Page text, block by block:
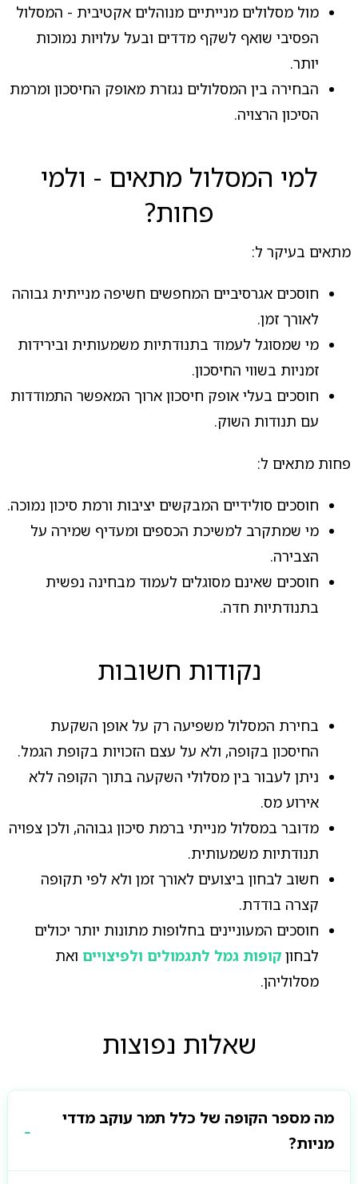
מול מסלולים מנייתיים מנוהלים אקטיבית - המסלול
הפסיבי שואף לשקף מדדים ובעל עלויות נמוכות
יותר.
הבחירה בין המסלולים נגזרת מאופק החיסכון ומרמת
הסיכון הרצויה.
למי המסלול מתאים - ולמי
פחות?
מתאים בעיקר ל:
חוסכים אגרסיביים המחפשים חשיפה מנייתית גבוהה
לאורך זמן.
מי שמסוגל לעמוד בתנודתיות משמעותית ובירידות
זמניות בשווי החיסכון.
חוסכים בעלי אופק חיסכון ארוך המאפשר התמודדות
עם תנודות השוק.
פחות מתאים ל:
חוסכים סולידיים המבקשים יציבות ורמת סיכון נמוכה.
מי שמתקרב למשיכת הכספים ומעדיף שמירה על
הצבירה.
חוסכים שאינם מסוגלים לעמוד מבחינה נפשית
בתנודתיות חדה.
נקודות חשובות
בחירת המסלול משפיעה רק על אופן השקעת
החיסכון בקופה, ולא על עצם הזכויות בקופת הגמל.
ניתן לעבור בין מסלולי השקעה בתוך הקופה ללא
אירוע מס.
מדובר במסלול מנייתי ברמת סיכון גבוהה, ולכן צפויה
תנודתיות משמעותית.
חשוב לבחון ביצועים לאורך זמן ולא לפי תקופה
קצרה בודדת.
חוסכים המעוניינים בחלופות מתונות יותר יכולים
לבחון קופות גמל לתגמולים ולפיצויים ואת
מסלוליהן.
שאלות נפוצות
מה מספר הקופה של כלל תמר עוקב מדדי
מניות?